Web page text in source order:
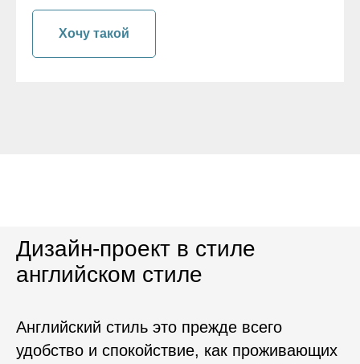
Хочу такой
Дизайн-проект в стиле
английском стиле
Английский стиль это прежде всего
удобство и спокойствие, как проживающих